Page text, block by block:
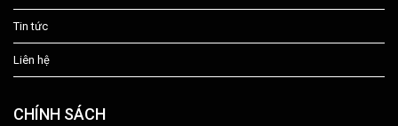
Tin tức
Liên hệ
CHÍNH SÁCH